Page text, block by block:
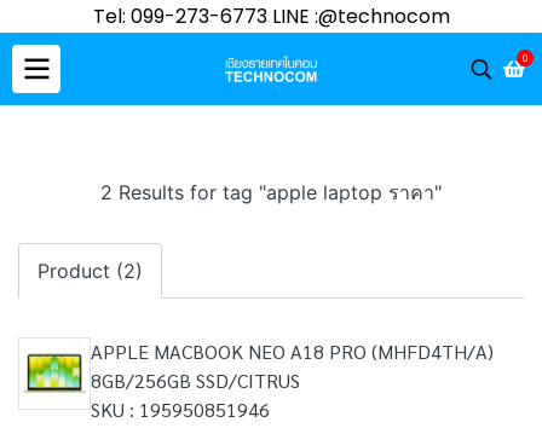
Tel: 099-273-6773 LINE :@technocom
0
2 Results for tag "apple laptop ราคา"
Product (2)
APPLE MACBOOK NEO A18 PRO (MHFD4TH/A)
8GB/256GB SSD/CITRUS
SKU : 195950851946